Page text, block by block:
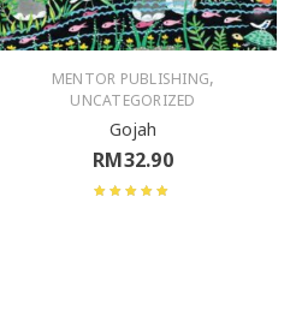
MENTOR PUBLISHING,
UNCATEGORIZED
Gojah
RM32.90